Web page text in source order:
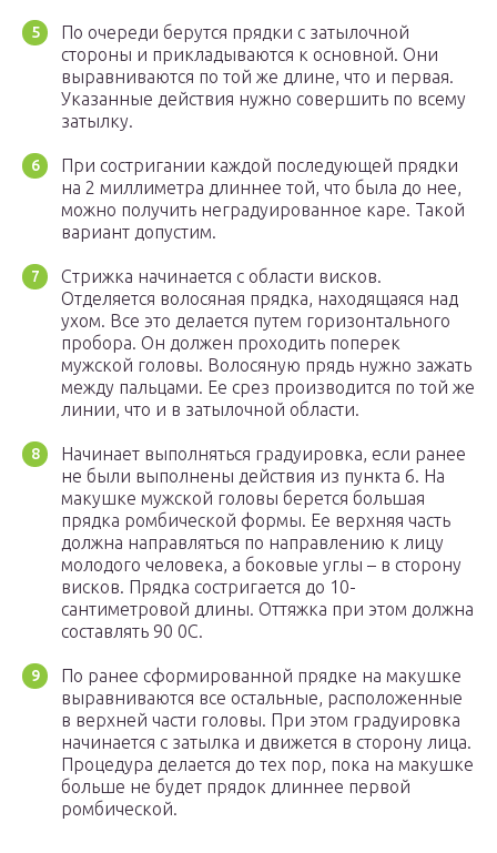
По очереди берутся прядки с затылочной
стороны и прикладываются к основной. Они
выравниваются по той же длине, что и первая.
Указанные действия нужно совершить по всему
затылку.
При состригании каждой последующей прядки
на 2 миллиметра длиннее той, что была до нее,
можно получить неградуированное каре. Такой
вариант допустим.
Стрижка начинается с области висков.
Отделяется волосяная прядка, находящаяся над
ухом. Все это делается путем горизонтального
пробора. Он должен проходить поперек
мужской головы. Волосяную прядь нужно зажать
между пальцами. Ее срез производится по той же
линии, что и в затылочной области.
Начинает выполняться градуировка, если ранее
не были выполнены действия из пункта 6. На
макушке мужской головы берется большая
прядка ромбической формы. Ее верхняя часть
должна направляться по направлению к лицу
молодого человека, а боковые углы – в сторону
висков. Прядка состригается до 10-
сантиметровой длины. Оттяжка при этом должна
составлять 90 0С.
По ранее сформированной прядке на макушке
выравниваются все остальные, расположенные
в верхней части головы. При этом градуировка
начинается с затылка и движется в сторону лица.
Процедура делается до тех пор, пока на макушке
больше не будет прядок длиннее первой
ромбической.